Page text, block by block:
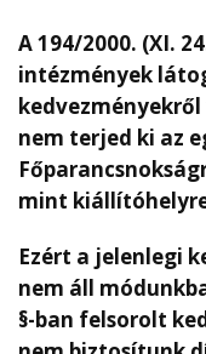
A 194/2000. (XI.
intézmények
nem terjed ki az
mint
Ezért a jelenlegi
nem áll
§-ban felsorolt